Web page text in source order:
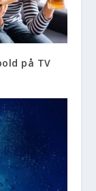
på TV